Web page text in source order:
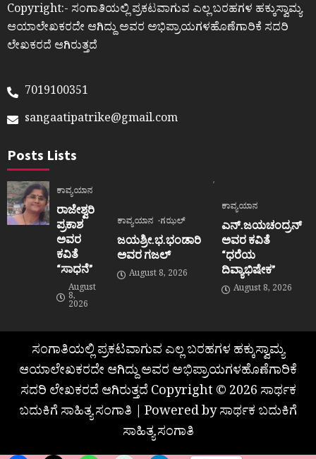
Copyright:- ಸಂಗಾತಿಯಲ್ಲಿ ಪ್ರಕಟವಾಗುವ ಎಲ್ಲ ಬರಹಗಳ ಹಕ್ಕುಸ್ವಾಮ್ಯ
ಆಯಾಲೇಖಕರದೇ ಆಗಿದ್ದು ಅವರ ಅಭಿಪ್ರಾಯಗಳಹೊಣೆಗಾರಿಕೆ ಸದರಿ
ಲೇಖಕರದೆ ಆಗಿರುತ್ತದೆ
7019100351
sangaatipatrike@gmail.com
Posts Lists
ಕಾವ್ಯಯಾನ
ರಾಜೇಶ್ವರಿ
ಪ್ರಕಾಶ
ಅವರ
ಕವಿತೆ
“ಸಾಧನೆ”
August
8,
2026
ಕಾವ್ಯಯಾನ ಗಝಲ್
ಜಯಶ್ರೀ.ಭ.ಭಂಡಾರಿ
ಅವರ ಗಜಲ್
August 8, 2026
ಕಾವ್ಯಯಾನ
ಎನ್.ಜಯಚಂದ್ರನ್
ಅವರ ಕವಿತೆ
“ಧರೆಯ
ದಿವ್ಯಾಭಿಷೇಕ”
August 8, 2026
ಸಂಗಾತಿಯಲ್ಲಿ ಪ್ರಕಟವಾಗುವ ಎಲ್ಲ ಬರಹಗಳ ಹಕ್ಕುಸ್ವಾಮ್ಯ
ಆಯಾಲೇಖಕರದೇ ಆಗಿದ್ದು ಅವರ ಅಭಿಪ್ರಾಯಗಳಹೊಣೆಗಾರಿಕೆ
ಸದರಿ ಲೇಖಕರದೆ ಆಗಿರುತ್ತದೆ Copyright © 2026 ಸಾರ್ಥಕ
ಬದುಕಿಗೆ ಸಾಹಿತ್ಯ ಸಂಗಾತಿ | Powered by ಸಾರ್ಥಕ ಬದುಕಿಗೆ
ಸಾಹಿತ್ಯ ಸಂಗಾತಿ